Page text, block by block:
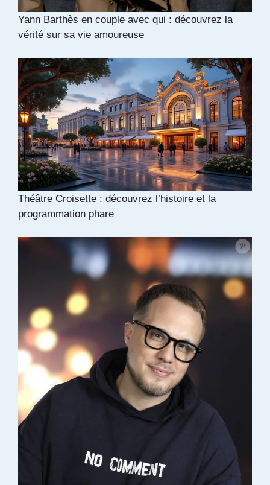
Yann Barthès en couple avec qui : découvrez la
vérité sur sa vie amoureuse
Théâtre Croisette : découvrez l’histoire et la
programmation phare